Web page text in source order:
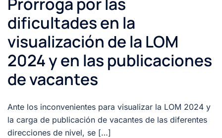
dificultades en la
visualización de la LOM
2024 y en las publicaciones
de vacantes
Ante los inconvenientes para visualizar la LOM 2024 y
la carga de publicación de vacantes de las diferentes
direcciones de nivel, se […]